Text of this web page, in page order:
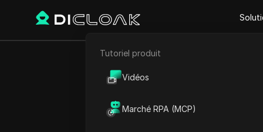
E-commerce
Tutoriel produit
Vidéos
Marché RPA (MCP)
Retour
pour